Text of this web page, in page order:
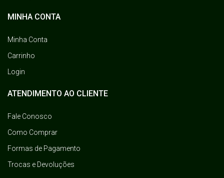
MINHA CONTA
Minha Conta
Carrinho
Login
ATENDIMENTO AO CLIENTE
Fale Conosco
Como Comprar
Formas de Pagamento
Trocas e Devoluções